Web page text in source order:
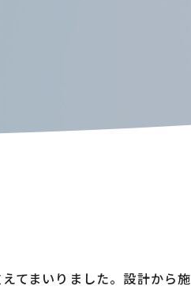
てまいりました。設計から施